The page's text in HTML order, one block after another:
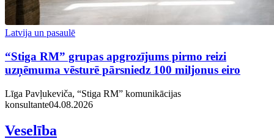
Latvija un pasaulē
“Stiga RM” grupas apgrozījums pirmo reizi
uzņēmuma vēsturē pārsniedz 100 miljonus eiro
Līga Pavļukeviča, “Stiga RM” komunikācijas
konsultante04.08.2026
Veselība